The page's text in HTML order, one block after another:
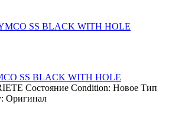
SS BLACK WITH HOLE
Состояние Condition: Новое Тип
Оригинал